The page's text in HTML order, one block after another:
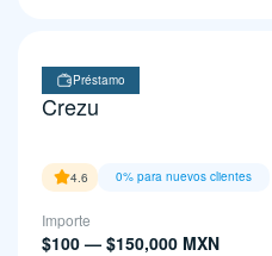
Préstamo
Crezu
4.6 0% para nuevos clientes
Importe
$100 — $150,000 MXN